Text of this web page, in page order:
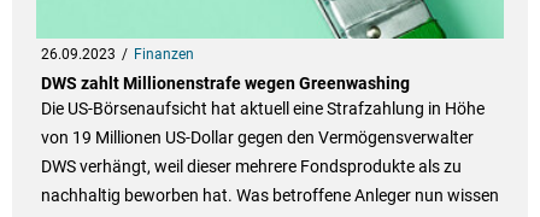
26.09.2023 Finanzen
DWS zahlt Millionenstrafe wegen Greenwashing
Die US-Börsenaufsicht hat aktuell eine Strafzahlung in Höhe
von 19 Millionen US-Dollar gegen den Vermögensverwalter
DWS verhängt, weil dieser mehrere Fondsprodukte als zu
nachhaltig beworben hat. Was betroffene Anleger nun wissen